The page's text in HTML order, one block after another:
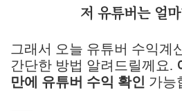
저 유튜버는 얼
그래서 오늘 유튜버 수익계
간단한 방법 알려드릴께요.
만에 유튜버 수익 확인 가능